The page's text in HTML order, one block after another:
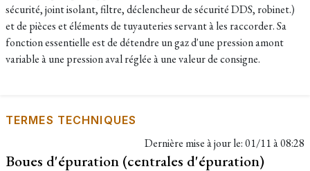
sécurité, joint isolant, filtre, déclencheur de sécurité DDS, robinet.)
et de pièces et éléments de tuyauteries servant à les raccorder. Sa
fonction essentielle est de détendre un gaz d'une pression amont
variable à une pression aval réglée à une valeur de consigne.
TERMES TECHNIQUES
Dernière mise à jour le:01/11 à 08:28
Boues d'épuration (centrales d'épuration)